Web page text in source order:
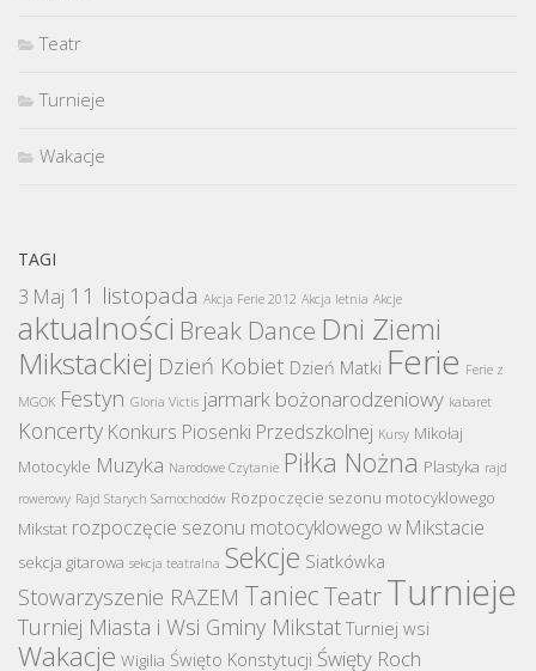
Teatr
Turnieje
Wakacje
TAGI
3 Maj 11 listopada Akcja Ferie 2012 Akcja letnia Akcje
aktualności Break Dance Dni Ziemi
Mikstackiej Dzień Kobiet Dzień Matki Ferie Ferie z
MGOK Festyn Gloria Victis jarmark bożonarodzeniowy kabaret
Koncerty Konkurs Piosenki Przedszkolnej Kursy Mikołaj
Motocykle Muzyka Narodowe Czytanie Piłka Nożna Plastyka rajd
rowerowy Rajd Starych Samochodów Rozpoczęcie sezonu motocyklowego
Mikstat rozpoczęcie sezonu motocyklowego w Mikstacie
sekcja gitarowa sekcja teatralna Sekcje Siatkówka
Stowarzyszenie RAZEM TaniecTeatrTurnieje
Turniej Miasta i Wsi Gminy Mikstat Turniej wsi
Wakacje Wigilia Święto Konstytucji Święty Roch